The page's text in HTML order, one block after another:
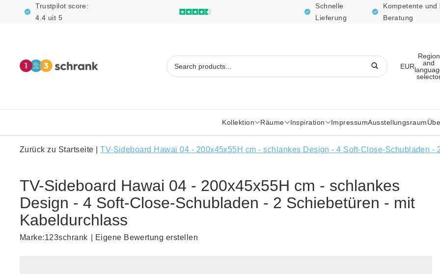
Trustpilot score:
4.4 uit 5
Schnelle
Lieferung
Kompetente und
Beratung
EUR
Region
and
Kollektion Räume Inspiration ImpressumAusstellungsraum
Zurück zu Startseite |TV-Sideboard Hawai 04 - 200x45x55H cm - schlankes Design - 4 Soft-Close-Schubladen -
TV-Sideboard Hawai 04 - 200x45x55H cm - schlankes
Design - 4 Soft-Close-Schubladen - 2 Schiebetüren - mit
Kabeldurchlass
Marke:123schrank Eigene Bewertung erstellen